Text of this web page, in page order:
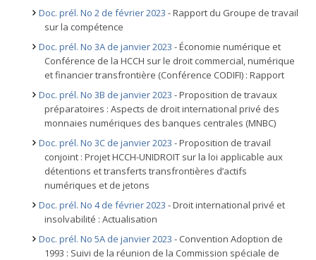
Doc. prél. No 2 de février 2023 - Rapport du Groupe de travail
sur la compétence
Doc. prél. No 3A de janvier 2023 - Économie numérique et
Conférence de la HCCH sur le droit commercial, numérique
et financier transfrontière (Conférence CODIFI) : Rapport
Doc. prél. No 3B de janvier 2023 - Proposition de travaux
préparatoires : Aspects de droit international privé des
monnaies numériques des banques centrales (MNBC)
Doc. prél. No 3C de janvier 2023 - Proposition de travail
conjoint : Projet HCCH-UNIDROIT sur la loi applicable aux
détentions et transferts transfrontières d’actifs
numériques et de jetons
Doc. prél. No 4 de février 2023 - Droit international privé et
insolvabilité : Actualisation
Doc. prél. No 5A de janvier 2023 - Convention Adoption de
1993 : Suivi de la réunion de la Commission spéciale de